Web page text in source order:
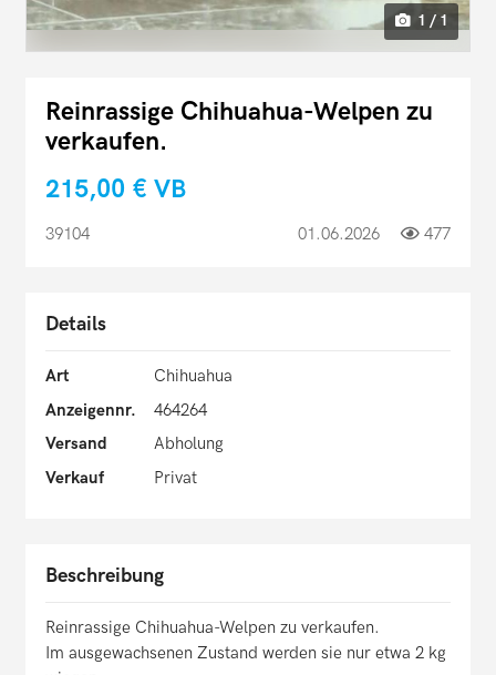
1 / 1
Reinrassige Chihuahua-Welpen zu
verkaufen.
215,00 € VB
39104 01.06.2026 477
Details
Art
Chihuahua
Anzeigennr.
464264
Versand
Abholung
Verkauf
Privat
Beschreibung
Reinrassige Chihuahua-Welpen zu verkaufen.
Im ausgewachsenen Zustand werden sie nur etwa 2 kg